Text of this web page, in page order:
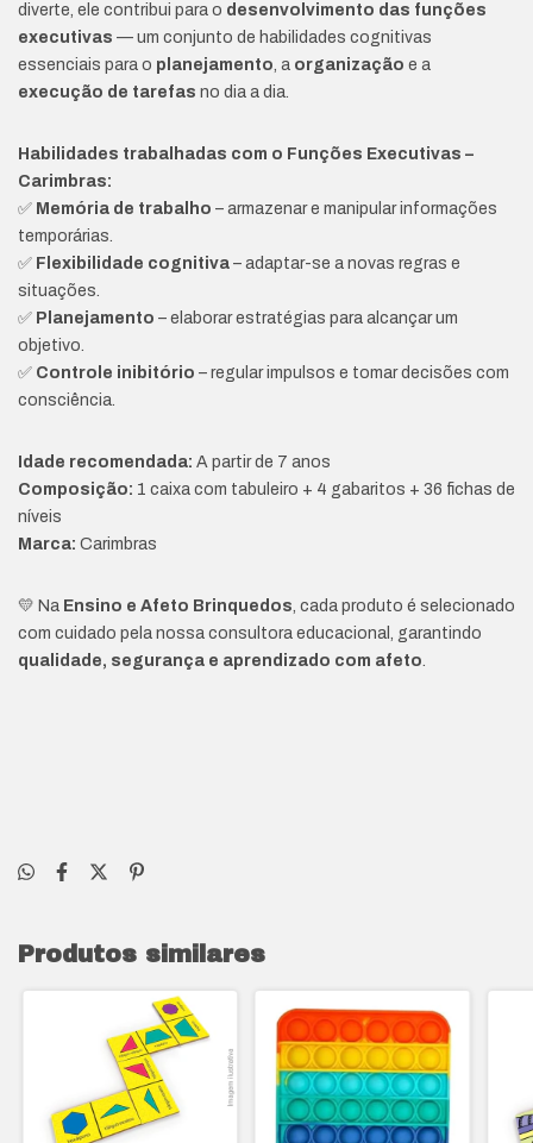
diverte, ele contribui para o desenvolvimento das funções
executivas — um conjunto de habilidades cognitivas
essenciais para o planejamento, a organização e a
execução de tarefas no dia a dia.
Habilidades trabalhadas com o Funções Executivas –
Carimbras:
✅ Memória de trabalho – armazenar e manipular informações
temporárias.
✅ Flexibilidade cognitiva – adaptar-se a novas regras e
situações.
✅ Planejamento – elaborar estratégias para alcançar um
objetivo.
✅ Controle inibitório – regular impulsos e tomar decisões com
consciência.
Idade recomendada: A partir de 7 anos
Composição: 1 caixa com tabuleiro + 4 gabaritos + 36 fichas de
níveis
Marca: Carimbras
💛 Na Ensino e Afeto Brinquedos, cada produto é selecionado
com cuidado pela nossa consultora educacional, garantindo
qualidade, segurança e aprendizado com afeto.
Produtos similares